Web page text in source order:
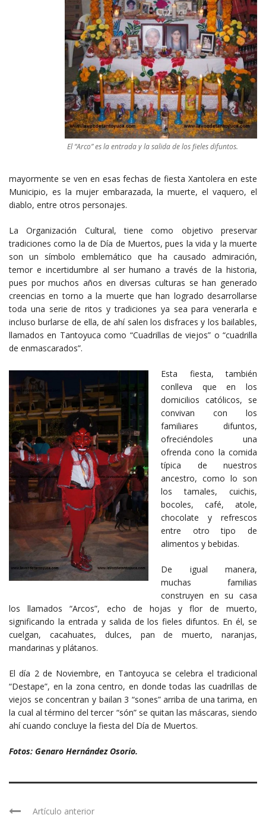
El “Arco” es la entrada y la salida de los fieles difuntos.
mayormente se ven en esas fechas de fiesta Xantolera en este
Municipio, es la mujer embarazada, la muerte, el vaquero, el
diablo, entre otros personajes.
La Organización Cultural, tiene como objetivo preservar
tradiciones como la de Día de Muertos, pues la vida y la muerte
son un símbolo emblemático que ha causado admiración,
temor e incertidumbre al ser humano a través de la historia,
pues por muchos años en diversas culturas se han generado
creencias en torno a la muerte que han logrado desarrollarse
toda una serie de ritos y tradiciones ya sea para venerarla e
incluso burlarse de ella, de ahí salen los disfraces y los bailables,
llamados en Tantoyuca como “Cuadrillas de viejos” o “cuadrilla
de enmascarados”.
Esta fiesta, también
conlleva que en los
domicilios católicos, se
convivan con los
familiares difuntos,
ofreciéndoles una
ofrenda cono la comida
típica de nuestros
ancestro, como lo son
los tamales, cuichis,
bocoles, café, atole,
chocolate y refrescos
entre otro tipo de
alimentos y bebidas.
De igual manera,
muchas familias
construyen en su casa
los llamados “Arcos”, echo de hojas y flor de muerto,
significando la entrada y salida de los fieles difuntos. En él, se
cuelgan, cacahuates, dulces, pan de muerto, naranjas,
mandarinas y plátanos.
El día 2 de Noviembre, en Tantoyuca se celebra el tradicional
“Destape”, en la zona centro, en donde todas las cuadrillas de
viejos se concentran y bailan 3 “sones” arriba de una tarima, en
la cual al término del tercer “són” se quitan las máscaras, siendo
ahí cuando concluye la fiesta del Día de Muertos.
Fotos: Genaro Hernández Osorio.
Artículo anterior